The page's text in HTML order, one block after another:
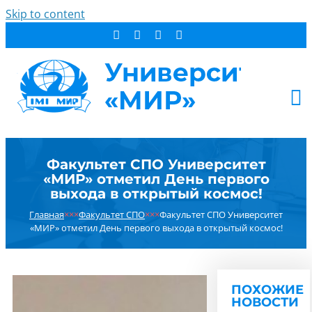
Skip to content
СТУДЕНТУ
ДОПОБРАЗОВАНИЕ
ОБ УНИВЕРСИТЕТЕ
НОВОСТИ
Факультет СПО Университет
«МИР» отметил День первого
выхода в открытый космос!
Главная×××Факультет СПО×××Факультет СПО Университет
«МИР» отметил День первого выхода в открытый космос!
ПОХОЖИЕ
НОВОСТИ